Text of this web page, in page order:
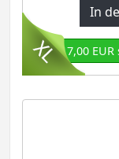
In
17,00